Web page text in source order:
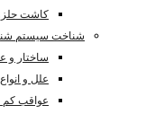
کاشت
شناخت سیستم
ساختار و
علل و
عواقب کم